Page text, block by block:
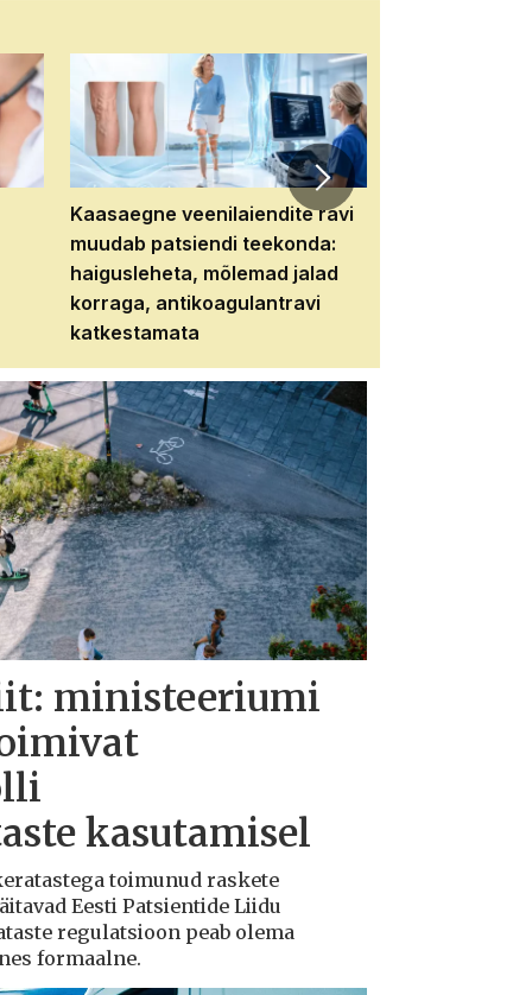
Kaasaegne veenilaiendite ravi
muudab patsiendi teekonda:
haigusleheta, mõlemad jalad
korraga, antikoagulantravi
katkestamata
ministeeriumi
kasutamisel
toimunud raskete
Eesti Patsientide Liidu
regulatsioon peab olema
formaalne.